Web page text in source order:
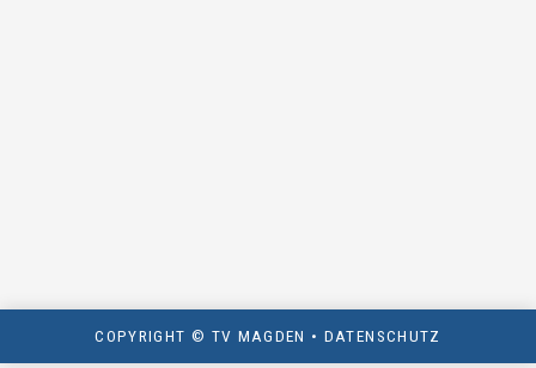
COPYRIGHT © TV MAGDEN • DATENSCHUTZ